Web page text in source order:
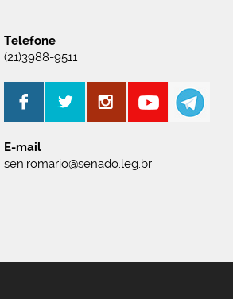
Telefone
(21)3988-9511
E-mail
sen.romario@senado.leg.br